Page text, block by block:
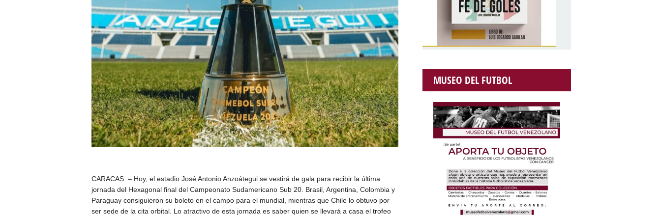
CARACAS – Hoy, el estadio José Antonio Anzoátegui se vestirá de gala para recibir la última
jornada del Hexagonal final del Campeonato Sudamericano Sub 20. Brasil, Argentina, Colombia y
Paraguay consiguieron su boleto en el campo para el mundial, mientras que Chile lo obtuvo por
ser sede de la cita orbital. Lo atractivo de esta jornada es saber quien se llevará a casa el trofeo
MUSEO DEL FUTBOL